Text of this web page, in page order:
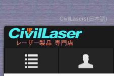
CivilLasers(日本語)